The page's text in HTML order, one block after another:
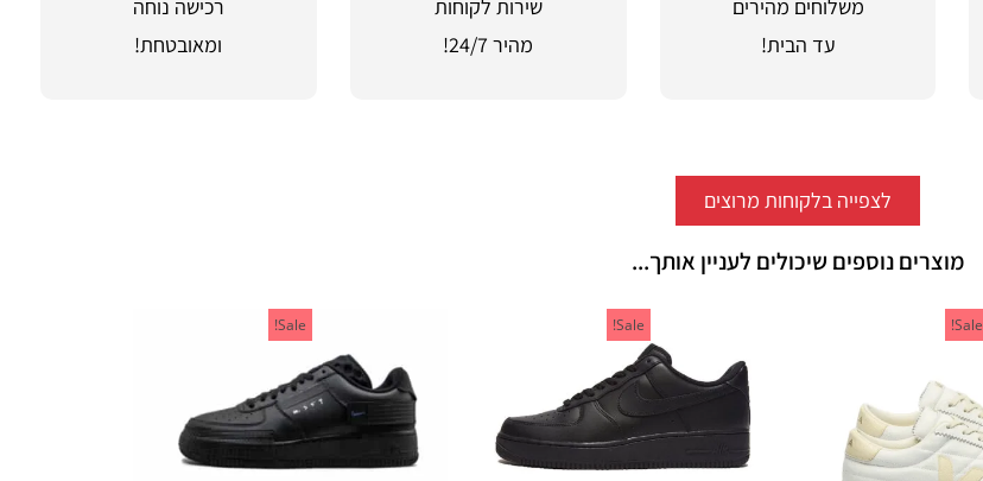
משלוחים מהירים
עד הבית!
שירות לקוחות
מהיר 24/7!
רכישה נוחה
ומאובטחת!
לצפייה בלקוחות מרוצים
מוצרים נוספים שיכולים לעניין אותך...
Sale!
Sale!
Sale!